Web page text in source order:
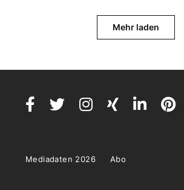
Mehr laden
Mediadaten 2026 Abo